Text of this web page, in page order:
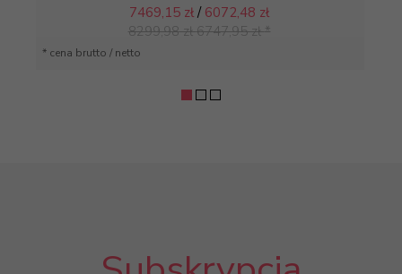
7469,15 zł / 6072,48 zł
8299,98zł6747,95zł*
* cena brutto / netto